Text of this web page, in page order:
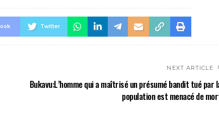
Twitter
NEXT ARTICLE
Bukavu:L’homme qui a maîtrisé un présumé bandit tué par
population est menacé de